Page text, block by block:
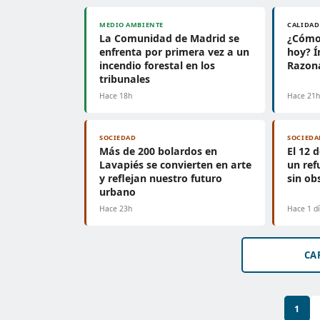
MEDIO AMBIENTE
La Comunidad de Madrid se
enfrenta por primera vez a un
incendio forestal en los
tribunales
Hace 18h
hoy?
Hace 21h
SOCIEDAD
Más de 200 bolardos en
Lavapiés se convierten en arte
y reflejan nuestro futuro
urbano
Hace 23h
El 12
un
sin
Hace 1
1